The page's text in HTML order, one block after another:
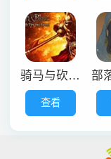
骑马与砍杀火与剑中文版
查看